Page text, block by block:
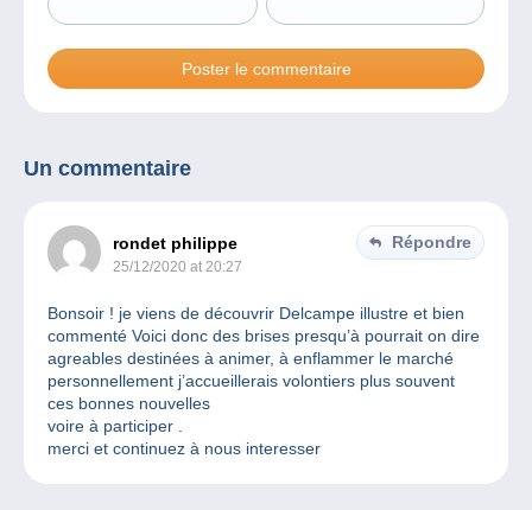
Un commentaire
rondet philippe
25/12/2020 at 20:27
Répondre
Bonsoir ! je viens de découvrir Delcampe illustre et bien
commenté Voici donc des brises presqu’à pourrait on dire
agreables destinées à animer, à enflammer le marché
personnellement j’accueillerais volontiers plus souvent
ces bonnes nouvelles
voire à participer .
merci et continuez à nous interesser